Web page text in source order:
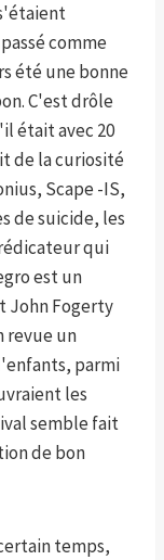
comme
été une bonne
C'est drôle
était avec 20
de la curiosité
Scape -IS,
de suicide, les
qui
est un
John Fogerty
revue un
parmi
les
semble fait
de bon
temps,